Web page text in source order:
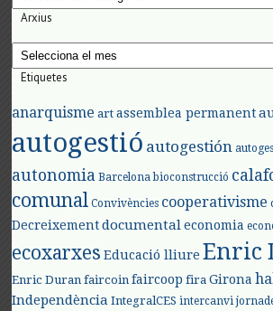
Arxius
Arxius
Etiquetes
anarquisme art assemblea permanent
autogestió autogestión
autonomia Barcelona bioconstrucció
comunal Convivències cooperativisme
Decreixement documental economia
ecoxarxes Educació lliure Enric
Enric Duran faircoin faircoop fira Girona
Independència IntegralCES intercanvi